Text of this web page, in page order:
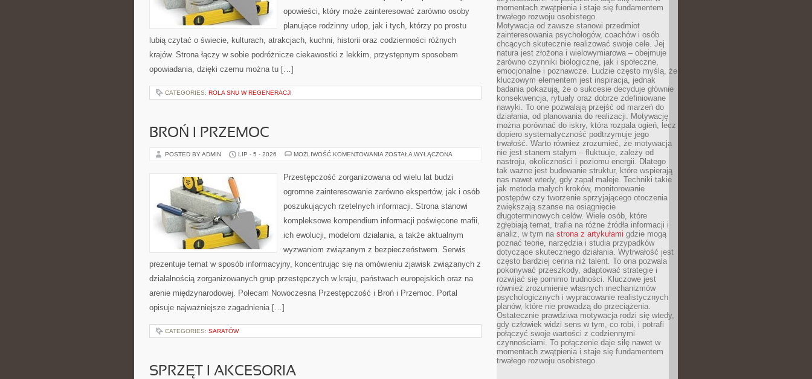
opowieści, który może zainteresować zarówno osoby
planujące rodzinny urlop, jak i tych, którzy po prostu
lubią czytać o świecie, kulturach, atrakcjach, kuchni, historii oraz codzienności różnych
krajów. Strona łączy w sobie podróżnicze ciekawostki z lekkim, przystępnym sposobem
opowiadania, dzięki czemu można tu […]
CATEGORIES: ROLA SNU W REGENERACJI
BROŃ I PRZEMOC
POSTED BY ADMIN LIP - 5 - 2026 MOŻLIWOŚĆ KOMENTOWANIA BROŃ
ZOSTAŁA WYŁĄCZONA
Przestępczość zorganizowana od wielu lat budzi
ogromne zainteresowanie zarówno ekspertów, jak i osób
poszukujących rzetelnych informacji. Strona stanowi
kompleksowe kompendium informacji poświęcone mafii,
ich ewolucji, modelom działania, a także aktualnym
wyzwaniom związanym z bezpieczeństwem. Serwis
prezentuje temat w sposób informacyjny, koncentrując się na omówieniu zjawisk związanych z
działalnością zorganizowanych grup przestępczych w kraju, państwach europejskich oraz na
arenie międzynarodowej. Polecam Nowoczesna Przestępczość i Broń i Przemoc. Portal
opisuje najważniejsze zagadnienia […]
CATEGORIES: SARATÓW
SPRZĘT I AKCESORIA
momentach zwątpienia i staje się fundamentem
trwałego rozwoju osobistego.
Motywacja od zawsze stanowi przedmiot
zainteresowania psychologów, coachów i osób
chcących skutecznie realizować swoje cele. Jej
natura jest złożona i wielowymiarowa – obejmuje
zarówno czynniki biologiczne, jak i społeczne,
emocjonalne i poznawcze. Ludzie często myślą, że
kluczowym elementem jest inspiracja, jednak
badania pokazują, że o sukcesie decyduje głównie
konsekwencja, rytuały oraz dobrze zdefiniowane
nawyki. To one pozwalają przejść od marzeń do
działania, od planowania do realizacji. Motywację
można porównać do iskry, która rozpala ogień, lecz
dopiero systematyczność podtrzymuje jego
trwałość. Warto również zrozumieć, że motywacja
nie jest stanem stałym – fluktuuje, zależy od
nastroju, okoliczności i poziomu energii. Dlatego
tak ważne jest budowanie struktur, które wspierają
nas nawet wtedy, gdy zapał maleje. Techniki takie
jak metoda małych kroków, monitorowanie
postępów czy tworzenie sprzyjającego otoczenia
zwiększają szanse na osiągnięcie
długoterminowych celów. Wiele osób, które
zgłębiają temat, trafia na różne źródła informacji i
analiz, w tym na strona z artykułami gdzie mogą
poznać teorie, narzędzia i studia przypadków
dotyczące skutecznego działania. Wytrwałość jest
często bardziej cenna niż talent. To ona pozwala
pokonywać przeszkody, adaptować strategie i
rozwijać się pomimo trudności. Kluczowe jest
również zrozumienie własnych mechanizmów
psychologicznych i wypracowanie realistycznych
planów, które nie prowadzą do przeciążenia.
Ostatecznie prawdziwa motywacja rodzi się wtedy,
gdy człowiek widzi sens w tym, co robi, i potrafi
połączyć swoje wartości z codziennymi
czynnościami. To połączenie daje siłę nawet w
momentach zwątpienia i staje się fundamentem
trwałego rozwoju osobistego.